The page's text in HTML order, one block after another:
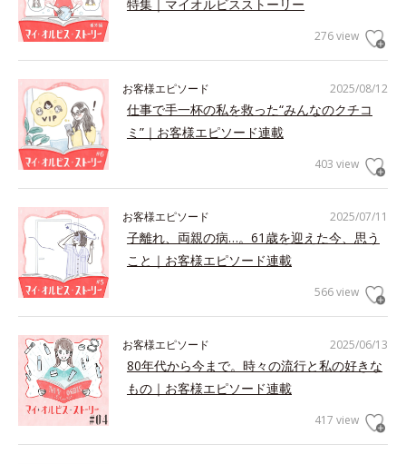
特集｜マイオルビスストーリー
276 view
2025/08/12
お客様エピソード
仕事で手一杯の私を救った“みんなのクチコ
ミ”｜お客様エピソード連載
403 view
2025/07/11
お客様エピソード
子離れ、両親の病…。61歳を迎えた今、思う
こと｜お客様エピソード連載
566 view
2025/06/13
お客様エピソード
80年代から今まで。時々の流行と私の好きな
もの｜お客様エピソード連載
417 view